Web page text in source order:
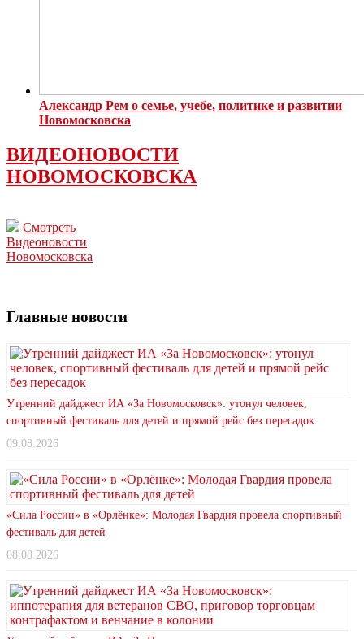
Александр Рем о семье, учебе, политике и развитии
Новомосковска
ВИДЕОНОВОСТИ
НОВОМОСКОВСКА
Смотреть
Видеоновости
Новомосковска
Главные новости
Утренний дайджест ИА «За Новомосковск»: утонул человек,
спортивный фестиваль для детей и прямой рейс без пересадок
09.08.2026
«Сила России» в «Орлёнке»: Молодая Гвардия провела спортивный
фестиваль для детей
08.08.2026